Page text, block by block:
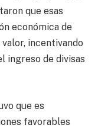
que esas
económica de
incentivando
ingreso de divisas
que es
favorables